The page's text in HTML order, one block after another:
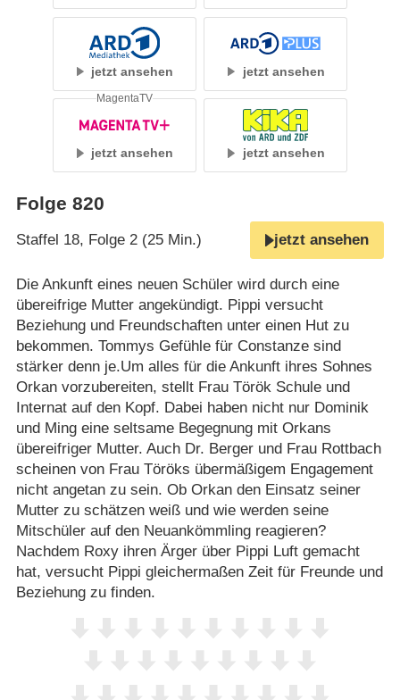
jetzt ansehen jetzt ansehen
jetzt ansehen
MagentaTV
jetzt ansehen
Folge 820
Staffel 18, Folge 2 (25 Min.) jetzt ansehen
Die Ankunft eines neuen Schüler wird durch eine
übereifrige Mutter angekündigt. Pippi versucht
Beziehung und Freundschaften unter einen Hut zu
bekommen. Tommys Gefühle für Constanze sind
stärker denn je.Um alles für die Ankunft ihres Sohnes
Orkan vorzubereiten, stellt Frau Török Schule und
Internat auf den Kopf. Dabei haben nicht nur Dominik
und Ming eine seltsame Begegnung mit Orkans
übereifriger Mutter. Auch Dr. Berger und Frau Rottbach
scheinen von Frau Töröks übermäßigem Engagement
nicht angetan zu sein. Ob Orkan den Einsatz seiner
Mutter zu schätzen weiß und wie werden seine
Mitschüler auf den Neuankömmling reagieren?
Nachdem Roxy ihren Ärger über Pippi Luft gemacht
hat, versucht Pippi gleichermaßen Zeit für Freunde und
Beziehung zu finden.